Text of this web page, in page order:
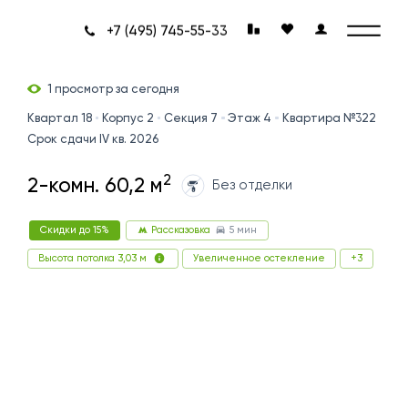
+7 (495) 745-55-33
1 просмотр за сегодня
Квартал 18 Корпус 2 Секция 7 Этаж 4
Квартира №322
Срок сдачи IV кв. 2026
2-комн. 60,2 м2 Без отделки
Скидки до 15% Рассказовка 5 мин
Высота потолка 3,03 м Увеличенное остекление +3